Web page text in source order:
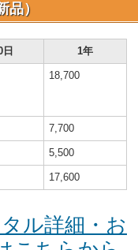
品）
日 1年
18,700
7,700
5,500
17,600
ル詳細・お